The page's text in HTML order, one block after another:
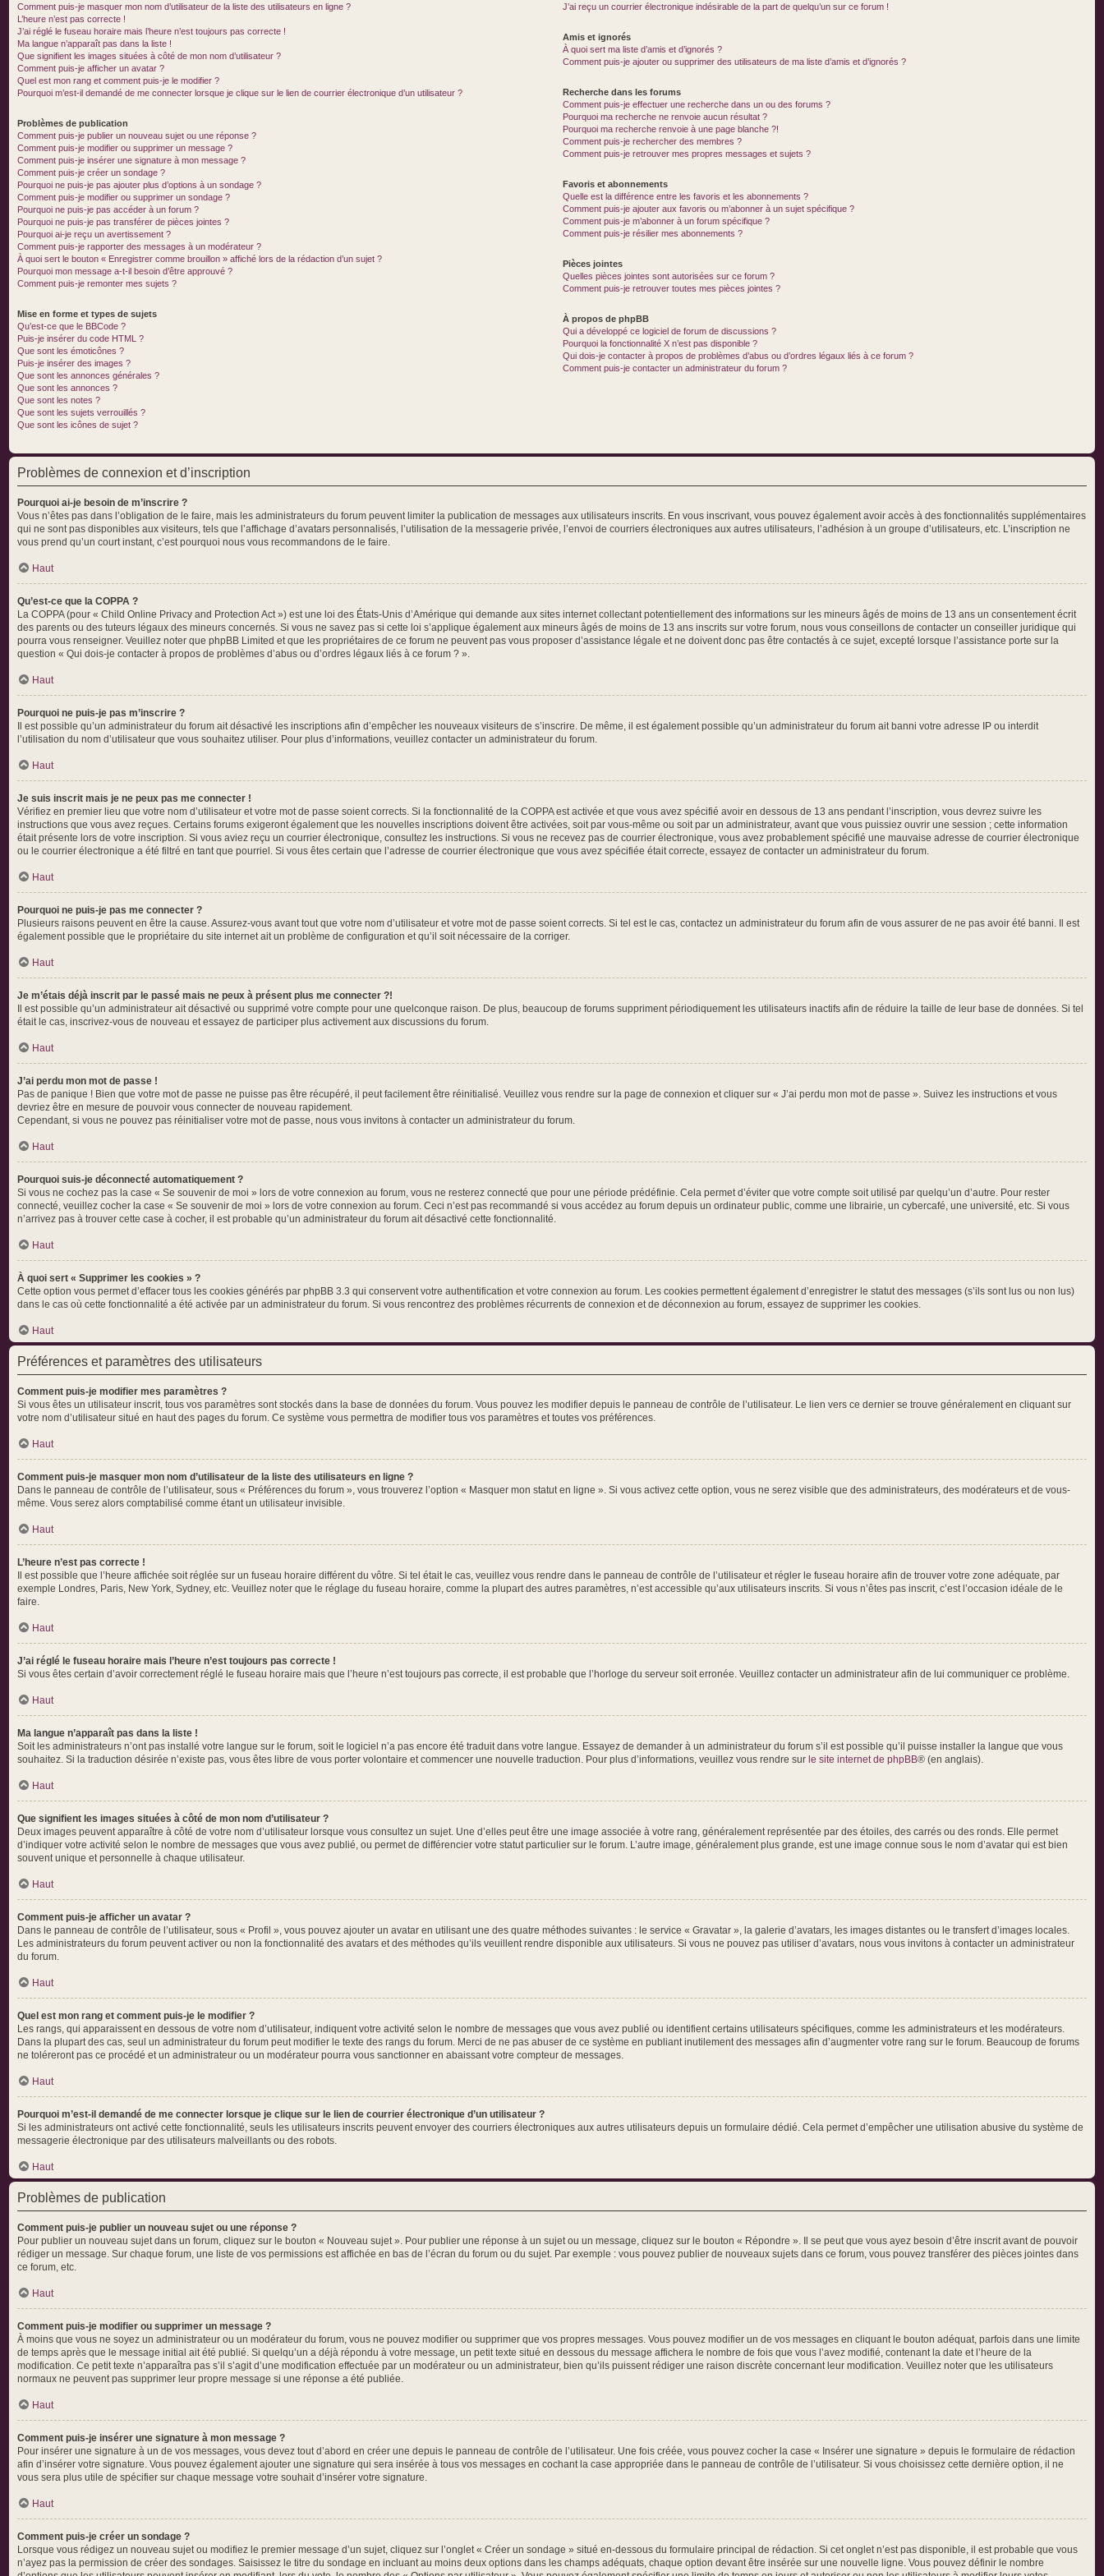
Comment puis-je masquer mon nom d’utilisateur de la liste des utilisateurs en ligne ?
L’heure n’est pas correcte !
J’ai réglé le fuseau horaire mais l’heure n’est toujours pas correcte !
Ma langue n’apparaît pas dans la liste !
Que signifient les images situées à côté de mon nom d’utilisateur ?
Comment puis-je afficher un avatar ?
Quel est mon rang et comment puis-je le modifier ?
Pourquoi m’est-il demandé de me connecter lorsque je clique sur le lien de courrier électronique d’un utilisateur ?
Problèmes de publication
Comment puis-je publier un nouveau sujet ou une réponse ?
Comment puis-je modifier ou supprimer un message ?
Comment puis-je insérer une signature à mon message ?
Comment puis-je créer un sondage ?
Pourquoi ne puis-je pas ajouter plus d’options à un sondage ?
Comment puis-je modifier ou supprimer un sondage ?
Pourquoi ne puis-je pas accéder à un forum ?
Pourquoi ne puis-je pas transférer de pièces jointes ?
Pourquoi ai-je reçu un avertissement ?
Comment puis-je rapporter des messages à un modérateur ?
À quoi sert le bouton « Enregistrer comme brouillon » affiché lors de la rédaction d’un sujet ?
Pourquoi mon message a-t-il besoin d’être approuvé ?
Comment puis-je remonter mes sujets ?
Mise en forme et types de sujets
Qu’est-ce que le BBCode ?
Puis-je insérer du code HTML ?
Que sont les émoticônes ?
Puis-je insérer des images ?
Que sont les annonces générales ?
Que sont les annonces ?
Que sont les notes ?
Que sont les sujets verrouillés ?
Que sont les icônes de sujet ?
J’ai reçu un courrier électronique indésirable de la part de quelqu’un sur ce forum !
Amis et ignorés
À quoi sert ma liste d’amis et d’ignorés ?
Comment puis-je ajouter ou supprimer des utilisateurs de ma liste d’amis et d’ignorés ?
Recherche dans les forums
Comment puis-je effectuer une recherche dans un ou des forums ?
Pourquoi ma recherche ne renvoie aucun résultat ?
Pourquoi ma recherche renvoie à une page blanche ?!
Comment puis-je rechercher des membres ?
Comment puis-je retrouver mes propres messages et sujets ?
Favoris et abonnements
Quelle est la différence entre les favoris et les abonnements ?
Comment puis-je ajouter aux favoris ou m’abonner à un sujet spécifique ?
Comment puis-je m’abonner à un forum spécifique ?
Comment puis-je résilier mes abonnements ?
Pièces jointes
Quelles pièces jointes sont autorisées sur ce forum ?
Comment puis-je retrouver toutes mes pièces jointes ?
À propos de phpBB
Qui a développé ce logiciel de forum de discussions ?
Pourquoi la fonctionnalité X n’est pas disponible ?
Qui dois-je contacter à propos de problèmes d’abus ou d’ordres légaux liés à ce forum ?
Comment puis-je contacter un administrateur du forum ?
Problèmes de connexion et d’inscription
Pourquoi ai-je besoin de m’inscrire ?
Vous n’êtes pas dans l’obligation de le faire, mais les administrateurs du forum peuvent limiter la publication de messages aux utilisateurs inscrits. En vous inscrivant, vous pouvez également avoir accès à des fonctionnalités supplémentaires
qui ne sont pas disponibles aux visiteurs, tels que l’affichage d’avatars personnalisés, l’utilisation de la messagerie privée, l’envoi de courriers électroniques aux autres utilisateurs, l’adhésion à un groupe d’utilisateurs, etc. L’inscription ne
vous prend qu’un court instant, c’est pourquoi nous vous recommandons de le faire.
Haut
Qu’est-ce que la COPPA ?
La COPPA (pour « Child Online Privacy and Protection Act ») est une loi des États-Unis d’Amérique qui demande aux sites internet collectant potentiellement des informations sur les mineurs âgés de moins de 13 ans un consentement écrit
des parents ou des tuteurs légaux des mineurs concernés. Si vous ne savez pas si cette loi s’applique également aux mineurs âgés de moins de 13 ans inscrits sur votre forum, nous vous conseillons de contacter un conseiller juridique qui
pourra vous renseigner. Veuillez noter que phpBB Limited et que les propriétaires de ce forum ne peuvent pas vous proposer d’assistance légale et ne doivent donc pas être contactés à ce sujet, excepté lorsque l’assistance porte sur la
question « Qui dois-je contacter à propos de problèmes d’abus ou d’ordres légaux liés à ce forum ? ».
Haut
Pourquoi ne puis-je pas m’inscrire ?
Il est possible qu’un administrateur du forum ait désactivé les inscriptions afin d’empêcher les nouveaux visiteurs de s’inscrire. De même, il est également possible qu’un administrateur du forum ait banni votre adresse IP ou interdit
l’utilisation du nom d’utilisateur que vous souhaitez utiliser. Pour plus d’informations, veuillez contacter un administrateur du forum.
Haut
Je suis inscrit mais je ne peux pas me connecter !
Vérifiez en premier lieu que votre nom d’utilisateur et votre mot de passe soient corrects. Si la fonctionnalité de la COPPA est activée et que vous avez spécifié avoir en dessous de 13 ans pendant l’inscription, vous devrez suivre les
instructions que vous avez reçues. Certains forums exigeront également que les nouvelles inscriptions doivent être activées, soit par vous-même ou soit par un administrateur, avant que vous puissiez ouvrir une session ; cette information
était présente lors de votre inscription. Si vous aviez reçu un courrier électronique, consultez les instructions. Si vous ne recevez pas de courrier électronique, vous avez probablement spécifié une mauvaise adresse de courrier électronique
ou le courrier électronique a été filtré en tant que pourriel. Si vous êtes certain que l’adresse de courrier électronique que vous avez spécifiée était correcte, essayez de contacter un administrateur du forum.
Haut
Pourquoi ne puis-je pas me connecter ?
Plusieurs raisons peuvent en être la cause. Assurez-vous avant tout que votre nom d’utilisateur et votre mot de passe soient corrects. Si tel est le cas, contactez un administrateur du forum afin de vous assurer de ne pas avoir été banni. Il est
également possible que le propriétaire du site internet ait un problème de configuration et qu’il soit nécessaire de la corriger.
Haut
Je m’étais déjà inscrit par le passé mais ne peux à présent plus me connecter ?!
Il est possible qu’un administrateur ait désactivé ou supprimé votre compte pour une quelconque raison. De plus, beaucoup de forums suppriment périodiquement les utilisateurs inactifs afin de réduire la taille de leur base de données. Si tel
était le cas, inscrivez-vous de nouveau et essayez de participer plus activement aux discussions du forum.
Haut
J’ai perdu mon mot de passe !
Pas de panique ! Bien que votre mot de passe ne puisse pas être récupéré, il peut facilement être réinitialisé. Veuillez vous rendre sur la page de connexion et cliquer sur « J’ai perdu mon mot de passe ». Suivez les instructions et vous
devriez être en mesure de pouvoir vous connecter de nouveau rapidement.
Cependant, si vous ne pouvez pas réinitialiser votre mot de passe, nous vous invitons à contacter un administrateur du forum.
Haut
Pourquoi suis-je déconnecté automatiquement ?
Si vous ne cochez pas la case « Se souvenir de moi » lors de votre connexion au forum, vous ne resterez connecté que pour une période prédéfinie. Cela permet d’éviter que votre compte soit utilisé par quelqu’un d’autre. Pour rester
connecté, veuillez cocher la case « Se souvenir de moi » lors de votre connexion au forum. Ceci n’est pas recommandé si vous accédez au forum depuis un ordinateur public, comme une librairie, un cybercafé, une université, etc. Si vous
n’arrivez pas à trouver cette case à cocher, il est probable qu’un administrateur du forum ait désactivé cette fonctionnalité.
Haut
À quoi sert « Supprimer les cookies » ?
Cette option vous permet d’effacer tous les cookies générés par phpBB 3.3 qui conservent votre authentification et votre connexion au forum. Les cookies permettent également d’enregistrer le statut des messages (s’ils sont lus ou non lus)
dans le cas où cette fonctionnalité a été activée par un administrateur du forum. Si vous rencontrez des problèmes récurrents de connexion et de déconnexion au forum, essayez de supprimer les cookies.
Haut
Préférences et paramètres des utilisateurs
Comment puis-je modifier mes paramètres ?
Si vous êtes un utilisateur inscrit, tous vos paramètres sont stockés dans la base de données du forum. Vous pouvez les modifier depuis le panneau de contrôle de l’utilisateur. Le lien vers ce dernier se trouve généralement en cliquant sur
votre nom d’utilisateur situé en haut des pages du forum. Ce système vous permettra de modifier tous vos paramètres et toutes vos préférences.
Haut
Comment puis-je masquer mon nom d’utilisateur de la liste des utilisateurs en ligne ?
Dans le panneau de contrôle de l’utilisateur, sous « Préférences du forum », vous trouverez l’option « Masquer mon statut en ligne ». Si vous activez cette option, vous ne serez visible que des administrateurs, des modérateurs et de vous-
même. Vous serez alors comptabilisé comme étant un utilisateur invisible.
Haut
L’heure n’est pas correcte !
Il est possible que l’heure affichée soit réglée sur un fuseau horaire différent du vôtre. Si tel était le cas, veuillez vous rendre dans le panneau de contrôle de l’utilisateur et régler le fuseau horaire afin de trouver votre zone adéquate, par
exemple Londres, Paris, New York, Sydney, etc. Veuillez noter que le réglage du fuseau horaire, comme la plupart des autres paramètres, n’est accessible qu’aux utilisateurs inscrits. Si vous n’êtes pas inscrit, c’est l’occasion idéale de le
faire.
Haut
J’ai réglé le fuseau horaire mais l’heure n’est toujours pas correcte !
Si vous êtes certain d’avoir correctement réglé le fuseau horaire mais que l’heure n’est toujours pas correcte, il est probable que l’horloge du serveur soit erronée. Veuillez contacter un administrateur afin de lui communiquer ce problème.
Haut
Ma langue n’apparaît pas dans la liste !
Soit les administrateurs n’ont pas installé votre langue sur le forum, soit le logiciel n’a pas encore été traduit dans votre langue. Essayez de demander à un administrateur du forum s’il est possible qu’il puisse installer la langue que vous
souhaitez. Si la traduction désirée n’existe pas, vous êtes libre de vous porter volontaire et commencer une nouvelle traduction. Pour plus d’informations, veuillez vous rendre sur le site internet de phpBB® (en anglais).
Haut
Que signifient les images situées à côté de mon nom d’utilisateur ?
Deux images peuvent apparaître à côté de votre nom d’utilisateur lorsque vous consultez un sujet. Une d’elles peut être une image associée à votre rang, généralement représentée par des étoiles, des carrés ou des ronds. Elle permet
d’indiquer votre activité selon le nombre de messages que vous avez publié, ou permet de différencier votre statut particulier sur le forum. L’autre image, généralement plus grande, est une image connue sous le nom d’avatar qui est bien
souvent unique et personnelle à chaque utilisateur.
Haut
Comment puis-je afficher un avatar ?
Dans le panneau de contrôle de l’utilisateur, sous « Profil », vous pouvez ajouter un avatar en utilisant une des quatre méthodes suivantes : le service « Gravatar », la galerie d’avatars, les images distantes ou le transfert d’images locales.
Les administrateurs du forum peuvent activer ou non la fonctionnalité des avatars et des méthodes qu’ils veuillent rendre disponible aux utilisateurs. Si vous ne pouvez pas utiliser d’avatars, nous vous invitons à contacter un administrateur
du forum.
Haut
Quel est mon rang et comment puis-je le modifier ?
Les rangs, qui apparaissent en dessous de votre nom d’utilisateur, indiquent votre activité selon le nombre de messages que vous avez publié ou identifient certains utilisateurs spécifiques, comme les administrateurs et les modérateurs.
Dans la plupart des cas, seul un administrateur du forum peut modifier le texte des rangs du forum. Merci de ne pas abuser de ce système en publiant inutilement des messages afin d’augmenter votre rang sur le forum. Beaucoup de forums
ne toléreront pas ce procédé et un administrateur ou un modérateur pourra vous sanctionner en abaissant votre compteur de messages.
Haut
Pourquoi m’est-il demandé de me connecter lorsque je clique sur le lien de courrier électronique d’un utilisateur ?
Si les administrateurs ont activé cette fonctionnalité, seuls les utilisateurs inscrits peuvent envoyer des courriers électroniques aux autres utilisateurs depuis un formulaire dédié. Cela permet d’empêcher une utilisation abusive du système de
messagerie électronique par des utilisateurs malveillants ou des robots.
Haut
Problèmes de publication
Comment puis-je publier un nouveau sujet ou une réponse ?
Pour publier un nouveau sujet dans un forum, cliquez sur le bouton « Nouveau sujet ». Pour publier une réponse à un sujet ou un message, cliquez sur le bouton « Répondre ». Il se peut que vous ayez besoin d’être inscrit avant de pouvoir
rédiger un message. Sur chaque forum, une liste de vos permissions est affichée en bas de l’écran du forum ou du sujet. Par exemple : vous pouvez publier de nouveaux sujets dans ce forum, vous pouvez transférer des pièces jointes dans
ce forum, etc.
Haut
Comment puis-je modifier ou supprimer un message ?
À moins que vous ne soyez un administrateur ou un modérateur du forum, vous ne pouvez modifier ou supprimer que vos propres messages. Vous pouvez modifier un de vos messages en cliquant le bouton adéquat, parfois dans une limite
de temps après que le message initial ait été publié. Si quelqu’un a déjà répondu à votre message, un petit texte situé en dessous du message affichera le nombre de fois que vous l’avez modifié, contenant la date et l’heure de la
modification. Ce petit texte n’apparaîtra pas s’il s’agit d’une modification effectuée par un modérateur ou un administrateur, bien qu’ils puissent rédiger une raison discrète concernant leur modification. Veuillez noter que les utilisateurs
normaux ne peuvent pas supprimer leur propre message si une réponse a été publiée.
Haut
Comment puis-je insérer une signature à mon message ?
Pour insérer une signature à un de vos messages, vous devez tout d’abord en créer une depuis le panneau de contrôle de l’utilisateur. Une fois créée, vous pouvez cocher la case « Insérer une signature » depuis le formulaire de rédaction
afin d’insérer votre signature. Vous pouvez également ajouter une signature qui sera insérée à tous vos messages en cochant la case appropriée dans le panneau de contrôle de l’utilisateur. Si vous choisissez cette dernière option, il ne
vous sera plus utile de spécifier sur chaque message votre souhait d’insérer votre signature.
Haut
Comment puis-je créer un sondage ?
Lorsque vous rédigez un nouveau sujet ou modifiez le premier message d’un sujet, cliquez sur l’onglet « Créer un sondage » situé en-dessous du formulaire principal de rédaction. Si cet onglet n’est pas disponible, il est probable que vous
n’ayez pas la permission de créer des sondages. Saisissez le titre du sondage en incluant au moins deux options dans les champs adéquats, chaque option devant être insérée sur une nouvelle ligne. Vous pouvez définir le nombre